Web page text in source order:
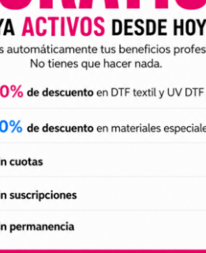
tus impresiones y ayudarte a
necesidades, preparar el
para personalizar vasos,
de personalización de